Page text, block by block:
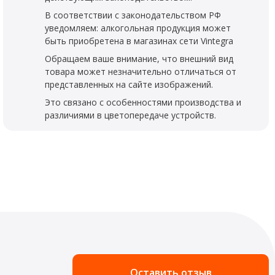
В соответствии с законодательством РФ
уведомляем: алкогольная продукция может
быть приобретена в магазинах сети Vintegra
Обращаем ваше внимание, что внешний вид
товара может незначительно отличаться от
представленных на сайте изображений.
Это связано с особенностями производства и
различиями в цветопередаче устройств.